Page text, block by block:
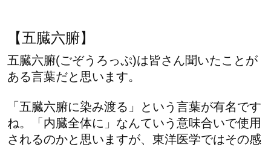
【五臓六腑】
五臓六腑(ごぞうろっぷ)は皆さん聞いたことが
ある言葉だと思います。
「五臓六腑に染み渡る」という言葉が有名です
ね。「内臓全体に」なんていう意味合いで使用
されるのかと思いますが、東洋医学ではその感